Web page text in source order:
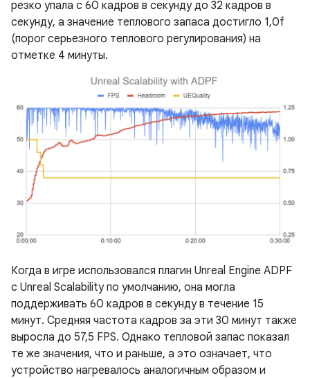
резко упала с 60 кадров в секунду до 32 кадров в
секунду, а значение теплового запаса достигло 1,0f
(порог серьезного теплового регулирования) на
отметке 4 минуты.
Когда в игре использовался плагин Unreal Engine ADPF
с Unreal Scalability по умолчанию, она могла
поддерживать 60 кадров в секунду в течение 15
минут. Средняя частота кадров за эти 30 минут также
выросла до 57,5 ​​FPS. Однако тепловой запас показал
те же значения, что и раньше, а это означает, что
устройство нагревалось аналогичным образом и